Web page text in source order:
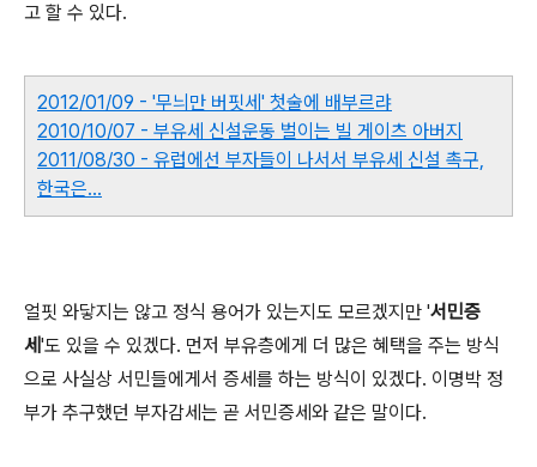
고 할 수 있다.
2012/01/09 - '무늬만 버핏세' 첫술에 배부르랴
2010/10/07 - 부유세 신설운동 벌이는 빌 게이츠 아버지
2011/08/30 - 유럽에선 부자들이 나서서 부유세 신설 촉구,
한국은...
얼핏 와닿지는 않고 정식 용어가 있는지도 모르겠지만 '서민증
세 '도 있을 수 있겠다. 먼저 부유층에게 더 많은 혜택을 주는 방식
으로 사실상 서민들에게서 증세를 하는 방식이 있겠다. 이명박 정
부가 추구했던 부자감세는 곧 서민증세와 같은 말이다.